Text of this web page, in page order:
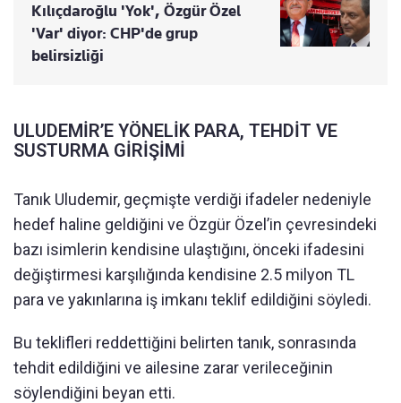
Kılıçdaroğlu 'Yok', Özgür Özel
'Var' diyor: CHP'de grup
belirsizliği
ULUDEMİR’E YÖNELİK PARA, TEHDİT VE
SUSTURMA GİRİŞİMİ
Tanık Uludemir, geçmişte verdiği ifadeler nedeniyle
hedef haline geldiğini ve Özgür Özel’in çevresindeki
bazı isimlerin kendisine ulaştığını, önceki ifadesini
değiştirmesi karşılığında kendisine 2.5 milyon TL
para ve yakınlarına iş imkanı teklif edildiğini söyledi.
Bu teklifleri reddettiğini belirten tanık, sonrasında
tehdit edildiğini ve ailesine zarar verileceğinin
söylendiğini beyan etti.